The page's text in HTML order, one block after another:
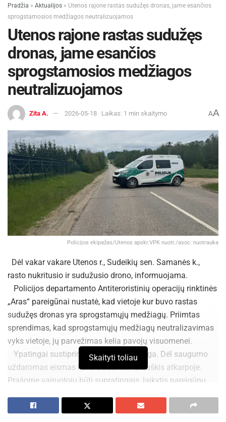
Pradžia » Aktualijos » Utenos rajone rastas sudužęs dronas, jame esančios
sprogstamosios medžiagos neutralizuojamos
Utenos rajone rastas sudužęs
dronas, jame esančios
sprogstamosios medžiagos
neutralizuojamos
Zita A. 2026-05-18 Laikas: 1 min skaitymo AA
Policijos ekipažas/Utenos apskr.VPK nuotr./asoc. nuotrauka
Dėl vakar vakare Utenos r., Sudeikių sen. Samanės k.,
rasto nukritusio ir sudužusio drono, informuojama.
Policijos departamento Antiteroristinių operacijų rinktinės
„Aras“ pareigūnai nustatė, kad vietoje kur buvo rastas
sudužęs dronas yra sprogstamųjų medžiagų. Priimtas
sprendimas, kad sprogstamųjų medžiagų neutralizavimas
vyks vietoje, jų parvežimas kelia pavojų visuomenei.
Ypatingai sustiprinta teritorijos apsauga. Dėl saugumo
uždaromas eismas kelio Sudeikiai–Bikuškis atkarpoje.
Prašome vairuotojų būti supratingais, laikytis pareigūnų
Gyventojų prašoma laikytis saugaus atstumo. Pastebėjus
Skaityti toliau